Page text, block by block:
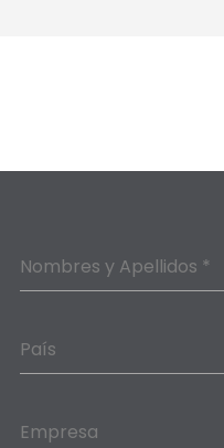
Nombres y Apellidos *
País
Empresa